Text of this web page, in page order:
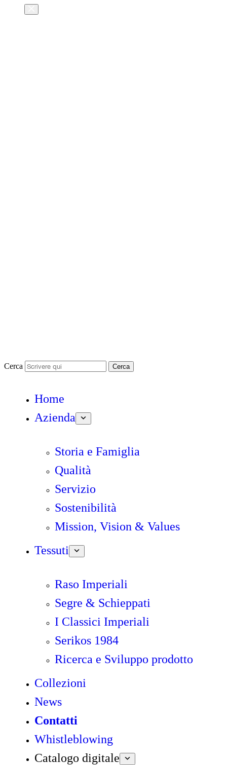
Cerca Cerca
Home
Azienda
Storia e Famiglia
Qualità
Servizio
Sostenibilità
Mission, Vision & Values
Tessuti
Raso Imperiali
Segre & Schieppati
I Classici Imperiali
Serikos 1984
Ricerca e Sviluppo prodotto
Collezioni
News
Contatti
Whistleblowing
Catalogo digitale